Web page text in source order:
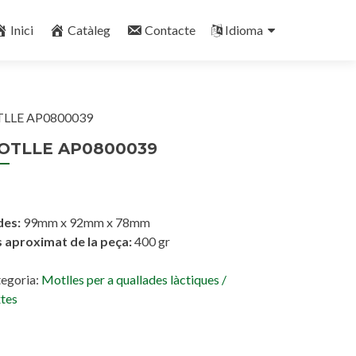
Inici Catàleg Contacte Idioma
AP0800039
AP0800039
99mm x 92mm x 78mm
aproximat de la peça:400 gr
Motlles per a quallades làctiques /